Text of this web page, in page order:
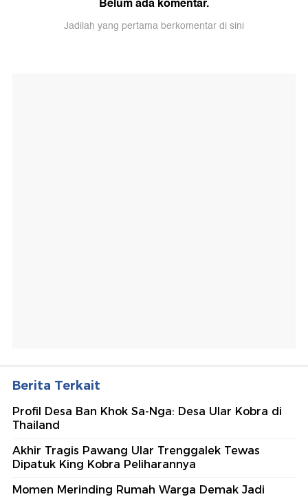
Jadilah yang pertama berkomentar di sini
Berita Terkait
Profil Desa Ban Khok Sa-Nga: Desa Ular Kobra di
Thailand
Akhir Tragis Pawang Ular Trenggalek Tewas
Dipatuk King Kobra Peliharannya
Momen Merinding Rumah Warga Demak Jadi